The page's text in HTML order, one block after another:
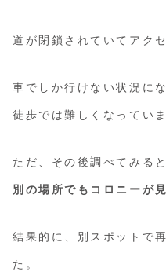
道が閉鎖されていてアク
車でしか行けない状況に
徒歩では難しくなっていま
ただ、その後調べてみると
別の場所でもコロニーが
結果的に、別スポットで
た。